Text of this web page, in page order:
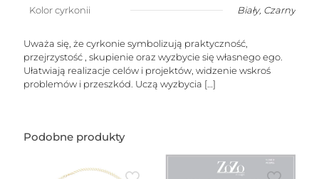
Kolor cyrkonii Biały, Czarny
Uważa się, że cyrkonie symbolizują praktyczność,
przejrzystość , skupienie oraz wyzbycie się własnego ego.
Ułatwiają realizacje celów i projektów, widzenie wskroś
problemów i przeszkód. Uczą wyzbycia […]
Podobne produkty